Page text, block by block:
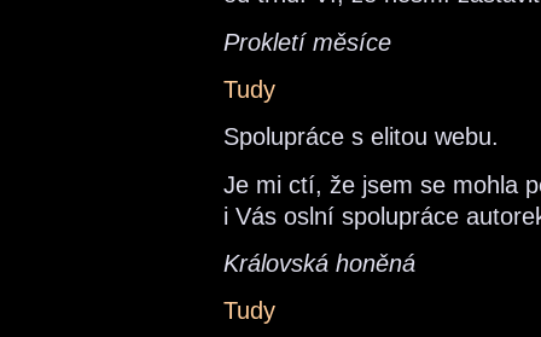
Prokletí měsíce
Tudy
Spolupráce s elitou webu.
Je mi ctí, že jsem se mohla
i Vás oslní spolupráce
Královská honěná
Tudy